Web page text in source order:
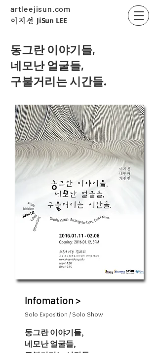
artleejisun.com
​이지선 JiSun LEE
동그란 이야기들,
네모난 얼굴들,
구불거리는 시간들.
Infomation >
Solo Exposition / Solo Show
동그란 이야기들,
네모난 얼굴들,